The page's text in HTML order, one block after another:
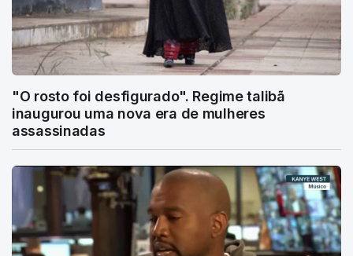
"O rosto foi desfigurado". Regime talibã
inaugurou uma nova era de mulheres
assassinadas